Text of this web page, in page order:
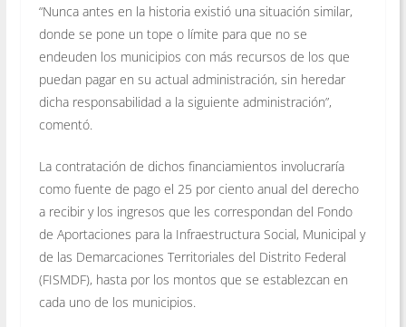
“Nunca antes en la historia existió una situación similar,
donde se pone un tope o límite para que no se
endeuden los municipios con más recursos de los que
puedan pagar en su actual administración, sin heredar
dicha responsabilidad a la siguiente administración”,
comentó.
La contratación de dichos financiamientos involucraría
como fuente de pago el 25 por ciento anual del derecho
a recibir y los ingresos que les correspondan del Fondo
de Aportaciones para la Infraestructura Social, Municipal y
de las Demarcaciones Territoriales del Distrito Federal
(FISMDF), hasta por los montos que se establezcan en
cada uno de los municipios.